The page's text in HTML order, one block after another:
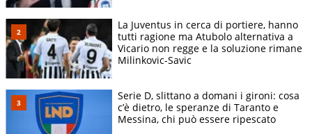
La Juventus in cerca di portiere, hanno
tutti ragione ma Atubolo alternativa a
Vicario non regge e la soluzione rimane
Milinkovic-Savic
Serie D, slittano a domani i gironi: cosa
c’è dietro, le speranze di Taranto e
Messina, chi può essere ripescato